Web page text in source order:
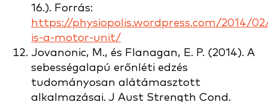
16.). Forrás:
https://physiopolis.wordpress.com/2014/
is-a-motor-unit/
Jovanonic, M., és Flanagan, E. P. (2014). A
sebességalapú erőnléti edzés
tudományosan alátámasztott
alkalmazásai. J Aust Strength Cond.